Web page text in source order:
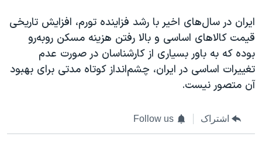
ایران در سال‌های اخیر با رشد فزاینده تورم، افزایش تاریخی
قیمت کالاهای اساسی و بالا رفتن هزینه‌ مسکن روبه‌رو
بوده که به باور بسیاری از کارشناسان در صورت عدم
تغییرات اساسی در ایران، چشم‌انداز کوتاه مدتی برای بهبود
آن متصور نیست.
اشتراک Follow us